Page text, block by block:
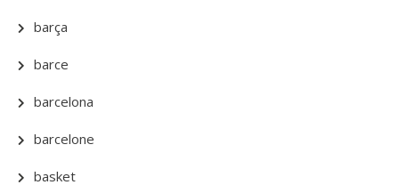
barça
barce
barcelona
barcelone
basket